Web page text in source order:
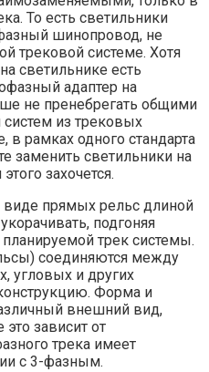
То есть светильники
шинопровод, не
трековой системе. Хотя
светильнике есть
адаптер на
не пренебрегать общими
из трековых
в рамках одного стандарта
заменить светильники на
захочется.
прямых рельс длиной
подгоняя
трек системы.
соединяются между
угловых и других
Форма и
внешний вид,
зависит от
трека имеет
с 3-фазным.